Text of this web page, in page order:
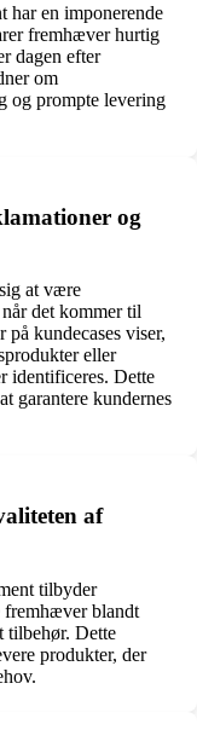
har en imponerende
fremhæver hurtig
dagen efter
om
og prompte levering
og
at være
det kommer til
kundecases viser,
eller
identificeres. Dette
garantere kundernes
af
tilbyder
fremhæver blandt
tilbehør. Dette
produkter, der